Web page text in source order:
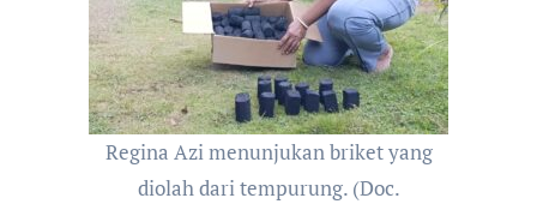
Regina Azi menunjukan briket yang
diolah dari tempurung. (Doc.